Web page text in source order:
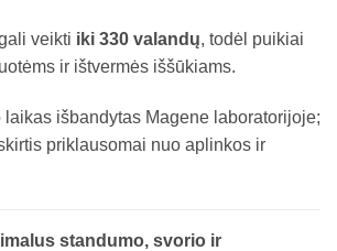
veikti iki 330 valandų, todėl puikiai
ir ištvermės iššūkiams.
išbandytas Magene laboratorijoje;
priklausomai nuo aplinkos ir
standumo, svorio ir